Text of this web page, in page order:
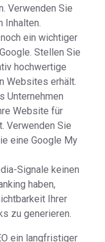
Verwenden Sie
Inhalten.
ein wichtiger
Stellen Sie
hochwertige
Websites erhält.
Unternehmen
Website für
Verwenden Sie
eine Google My
Signale keinen
haben,
Ihrer
zu generieren.
ein langfristiger